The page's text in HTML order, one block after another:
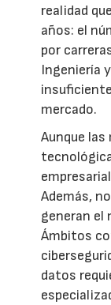
realidad
años: el
por
Ingeniería
mercado.
Aunque
Además,
generan el
Ámbitos
datos